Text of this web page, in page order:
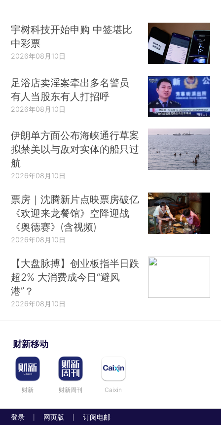
宇树科技开始申购 中签堪比
中彩票
2026年08月10日
足浴店卖淫案牵出多名警员
有人当股东有人打招呼
2026年08月10日
伊朗单方面公布海峡通行草案
拟禁美以与敌对实体的船只过
航
2026年08月10日
票房｜沈腾新片点映票房破亿
《欢迎来龙餐馆》空降迎战
《奥德赛》(含视频)
2026年08月10日
【大盘脉搏】创业板指半日跌
超2% 大消费成今日“避风
港”？
2026年08月10日
财新移动
财新 财新周刊 Caixin
登录 网页版 订阅电邮